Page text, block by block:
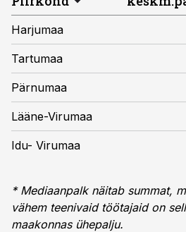
Harjumaa
Tartumaa
Pärnumaa
Lääne-Virumaa
Idu- Virumaa
* Mediaanpalk näitab summat,
vähem teenivaid töötajaid on
maakonnas ühepalju.